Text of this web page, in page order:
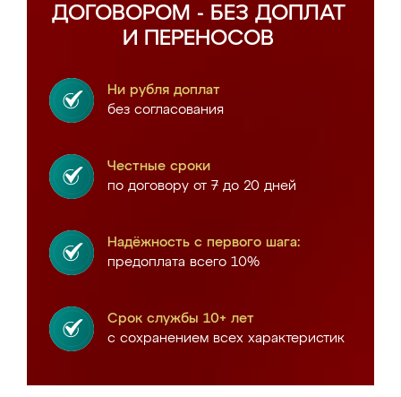
ДОГОВОРОМ - БЕЗ ДОПЛАТ
И ПЕРЕНОСОВ
Ни рубля доплат
без согласования
Честные сроки
по договору от 7 до 20 дней
Надёжность с первого шага:
предоплата всего 10%
Срок службы 10+ лет
с сохранением всех характеристик